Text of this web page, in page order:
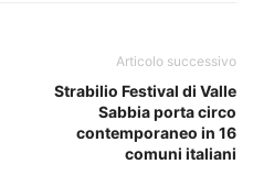
Articolo successivo
Strabilio Festival di Valle
Sabbia porta circo
contemporaneo in 16
comuni italiani